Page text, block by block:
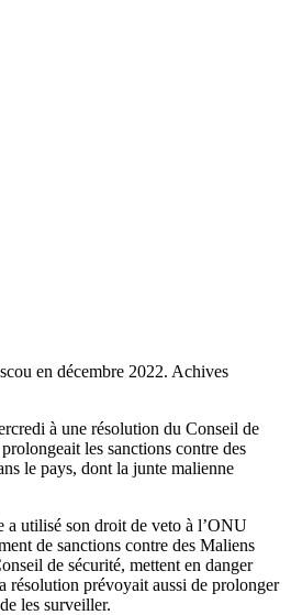
en décembre 2022. Achives
à une résolution du Conseil de
les sanctions contre des
le pays, dont la junte malienne
a utilisé son droit de veto à l’ONU
de sanctions contre des Maliens
de sécurité, mettent en danger
résolution prévoyait aussi de prolonger
les surveiller.